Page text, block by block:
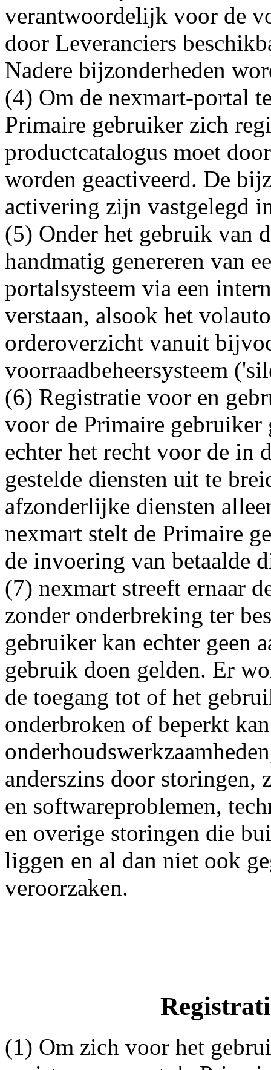
verantwoordelijk voor de
door Leveranciers
Nadere bijzonderheden
(4) Om de nexmart-portal
Primaire gebruiker zich
productcatalogus moet
worden geactiveerd. De
activering zijn vastgelegd
(5) Onder het gebruik van
handmatig genereren van
portalsysteem via een
verstaan, alsook het
orderoverzicht vanuit
voorraadbeheersysteem
(6) Registratie voor en
voor de Primaire
echter het recht voor de in
gestelde diensten uit te
afzonderlijke diensten
nexmart stelt de Primaire
de invoering van betaalde
(7) nexmart streeft ernaar
zonder onderbreking ter
gebruiker kan echter geen
gebruik doen gelden. Er
de toegang tot of het
onderbroken of beperkt
anderszins door storingen,
en softwareproblemen,
en overige storingen die
liggen en al dan niet ook
veroorzaken.
(1) Om zich voor het